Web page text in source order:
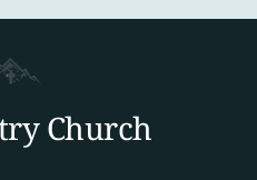
Church